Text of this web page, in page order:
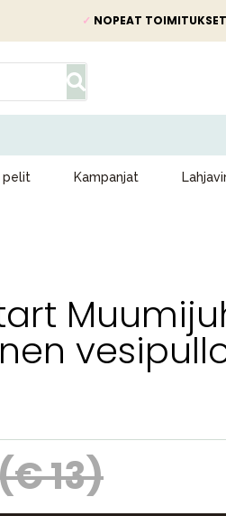
✓ NOPEAT TOIMITUKSET
pelit Kampanjat
13)